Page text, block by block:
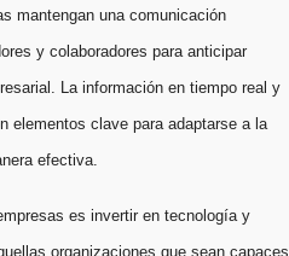
mantengan una comunicación
y colaboradores para anticipar
La información en tiempo real y
elementos clave para adaptarse a la
efectiva.
es invertir en tecnología y
organizaciones que sean capaces